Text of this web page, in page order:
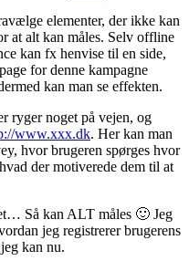
elementer, der ikke kan
at alt kan måles. Selv offline
kan fx henvise til en side,
for denne kampagne
kan man se effekten.
ryger noget på vejen, og
www.xxx.dk. Her kan man
hvor brugeren spørges hvor
der motiverede dem til at
Så kan ALT måles 🙂 Jeg
jeg registrerer brugerens
kan nu.